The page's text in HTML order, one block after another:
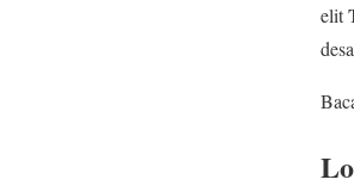
elit